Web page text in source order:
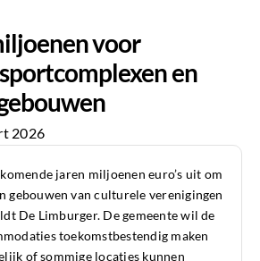
voor
en
2026
jaren miljoenen euro’s uit om
gebouwen van culturele verenigingen
De Limburger. De gemeente wil de
toekomstbestendig maken
of sommige locaties kunnen